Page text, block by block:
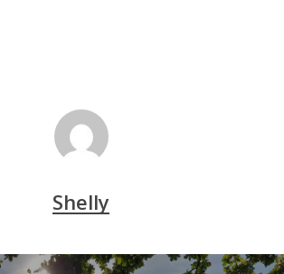
Shelly